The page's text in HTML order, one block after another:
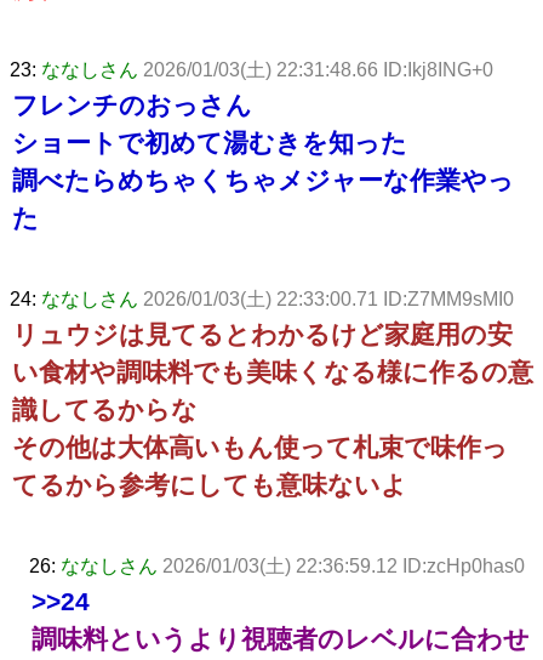
23: ななしさん 2026/01/03(土) 22:31:48.66 ID:Ikj8ING+0
フレンチのおっさん
ショートで初めて湯むきを知った
調べたらめちゃくちゃメジャーな作業やっ
た
24: ななしさん 2026/01/03(土) 22:33:00.71 ID:Z7MM9sMI0
リュウジは見てるとわかるけど家庭用の安
い食材や調味料でも美味くなる様に作るの意
識してるからな
その他は大体高いもん使って札束で味作っ
てるから参考にしても意味ないよ
26: ななしさん 2026/01/03(土) 22:36:59.12 ID:zcHp0has0
>>24
調味料というより視聴者のレベルに合わせ